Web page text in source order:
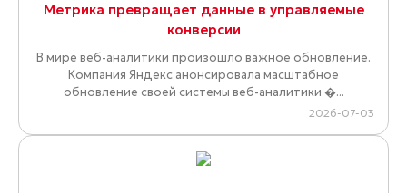
Метрика превращает данные в управляемые
конверсии
В мире веб-аналитики произошло важное обновление.
Компания Яндекс анонсировала масштабное
обновление своей системы веб-аналитики �...
2026-07-03